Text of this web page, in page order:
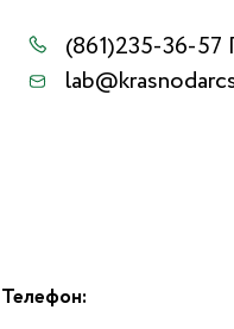
(861)235-36-57
Телефон: